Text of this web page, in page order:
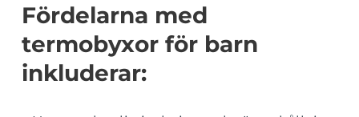
Fördelarna med
termobyxor för barn
inkluderar: